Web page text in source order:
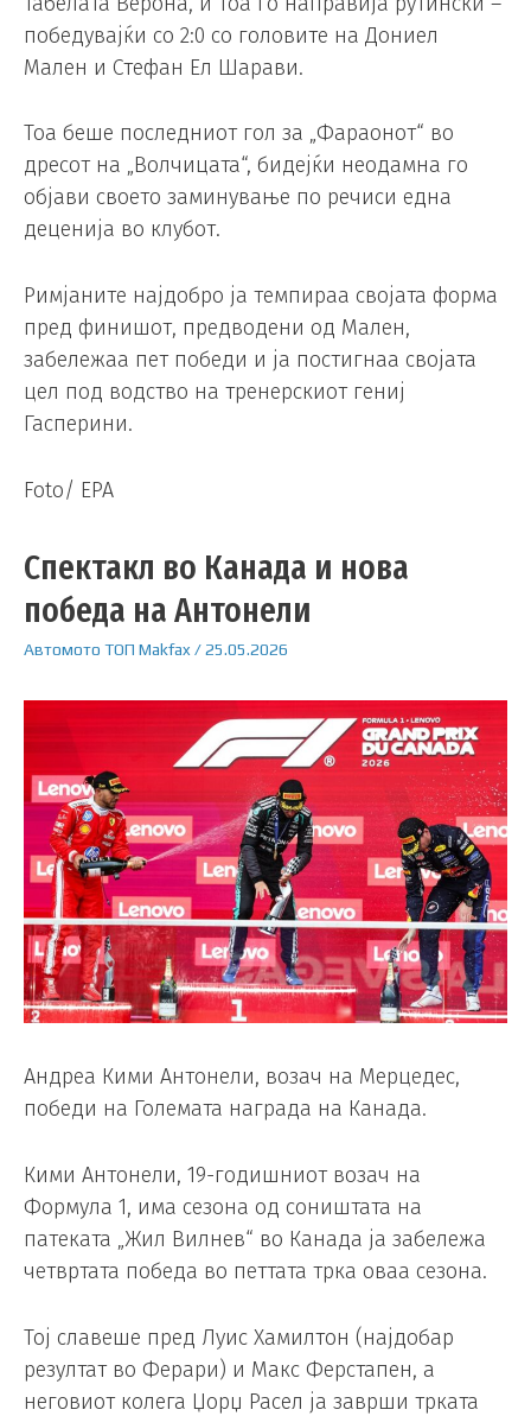
победувајќи со 2:0 со головите на Дониел
Мален и Стефан Ел Шарави.
Тоа беше последниот гол за „Фараонот“ во
дресот на „Волчицата“, бидејќи неодамна го
објави своето заминување по речиси една
деценија во клубот.
Римјаните најдобро ја темпираа својата форма
пред финишот, предводени од Мален,
забележаа пет победи и ја постигнаа својата
цел под водство на тренерскиот гениј
Гасперини.
Foto/ EPA
Спектакл во Канада и нова
победа на Антонели
Автомото ТОП Makfax /25.05.2026
Андреа Кими Антонели, возач на Мерцедес,
победи на Големата награда на Канада.
Кими Антонели, 19-годишниот возач на
Формула 1, има сезона од соништата на
патеката „Жил Вилнев“ во Канада ја забележа
четвртата победа во петтата трка оваа сезона.
Тој славеше пред Луис Хамилтон (најдобар
резултат во Ферари) и Макс Ферстапен, а
неговиот колега Џорџ Расел ја заврши трката